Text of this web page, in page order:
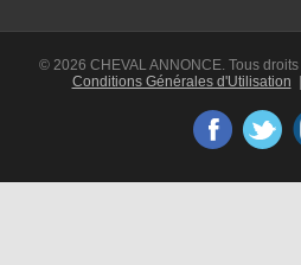
© 2026 CHEVAL ANNONCE. Tous
Conditions Générales d'Utilisation